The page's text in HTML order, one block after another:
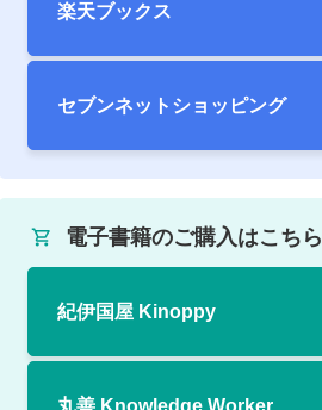
楽天ブックス
セブンネット ショッピング
電子書籍のご購入はこちら
紀伊国屋 Kinoppy
丸善 Knowledge Worker